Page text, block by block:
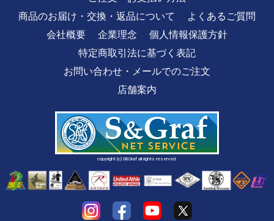
商品のお届け・交換・返品について
よくあるご質問
会社概要
企業理念
個人情報保護方針
特定商取引法に基づく表記
お問い合わせ・メールでのご注文
店舗案内
copyright (c) S&Graf all rights reserved.